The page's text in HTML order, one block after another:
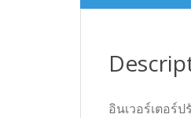
อินเวอร์เตอร์